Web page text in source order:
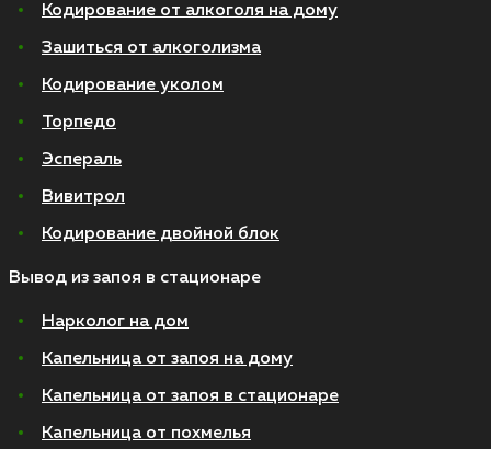
Кодирование от алкоголя на дому
Зашиться от алкоголизма
Кодирование уколом
Торпедо
Эспераль
Вивитрол
Кодирование двойной блок
Вывод из запоя в стационаре
Нарколог на дом
Капельница от запоя на дому
Капельница от запоя в стационаре
Капельница от похмелья